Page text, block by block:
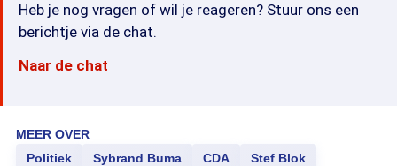
Heb je nog vragen of wil je reageren? Stuur ons een
berichtje via de chat.
Naar de chat
MEER OVER
Politiek
Sybrand Buma CDA Stef Blok